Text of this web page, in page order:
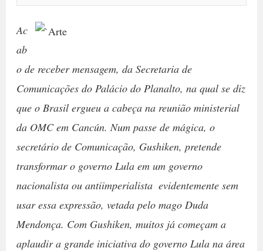
Ac
ab
o de receber mensagem, da Secretaria de
Comunicações do Palácio do Planalto, na qual se diz
que o Brasil ergueu a cabeça na reunião ministerial
da OMC em Cancún. Num passe de mágica, o
secretário de Comunicação, Gushiken, pretende
transformar o governo Lula em um governo
nacionalista ou antiimperialista  evidentemente sem
usar essa expressão, vetada pelo mago Duda
Mendonça. Com Gushiken, muitos já começam a
aplaudir a grande iniciativa do governo Lula na área